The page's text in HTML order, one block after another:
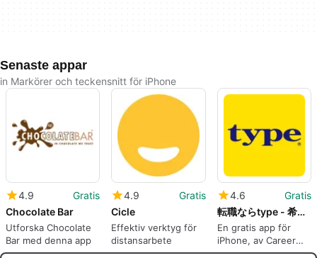
Senaste appar
in Markörer och teckensnitt för iPhone
4.9
Gratis
Chocolate Bar
Utforska Chocolate
Bar med denna app
4.9
Gratis
Cicle
Effektiv verktyg för
distansarbete
4.6
Gratis
転職ならtype - 希望の求人が見つかる転職サイト
En gratis app för
iPhone, av Career
Design Center Co.